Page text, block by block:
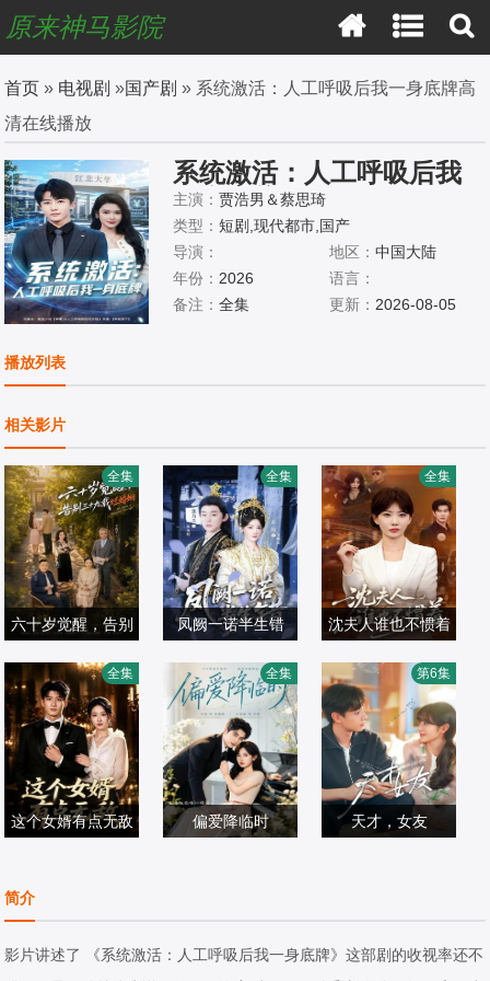
原来神马影院
首页 » 电视剧 »国产剧 » 系统激活：人工呼吸后我一身底牌高
清在线播放
系统激活：人工呼吸后我
一身底牌
主演：贾浩男＆蔡思琦
类型：短剧,现代都市,国产
导演：
地区： 中国大陆
年份： 2026
语言：
备注：全集 更新： 2026-08-05
播放列表
相关影片
六十岁觉醒，告别
青
国产剧
2026/中国大陆
全集
凤阙一诺半生错
国产剧
2026/中国大陆
全集
沈夫人谁也不惯着
国产剧
2026/中国大陆
全集
这个女婿有点无敌
国产剧
2026/中国大陆
全集
偏爱降临时
2026/中国大陆
全集
天才，女友
2026/中国大陆
第6集
简介
影片讲述了 《系统激活：人工呼吸后我一身底牌》这部剧的收视率还不